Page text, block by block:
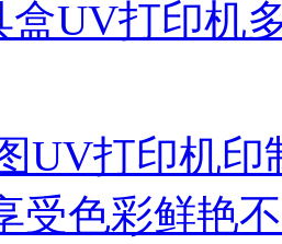
盒UV打印机